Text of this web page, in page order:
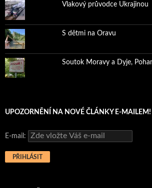
Vlakový průvodce Ukrajinou
S dětmi na Oravu
Soutok Moravy a Dyje,
UPOZORNĚNÍ NA NOVÉ ČLÁNKY E-MAILEM!
E-mail: